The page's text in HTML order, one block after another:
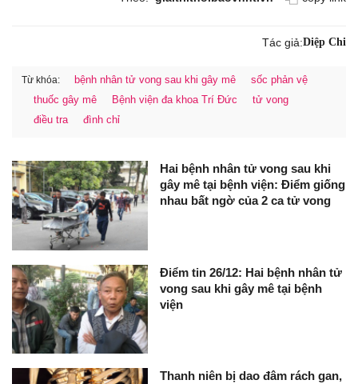
Tác giả:Diệp Chi
Từ khóa: bệnh nhân tử vong sau khi gây mê
sốc phản vệ
thuốc gây mê
Bệnh viện đa khoa Trí Đức
tử vong
điều tra
đình chỉ
Hai bệnh nhân tử vong sau khi
gây mê tại bệnh viện: Điểm giống
nhau bất ngờ của 2 ca tử vong
Điểm tin 26/12: Hai bệnh nhân tử
vong sau khi gây mê tại bệnh
viện
Thanh niên bị dao đâm rách gan,